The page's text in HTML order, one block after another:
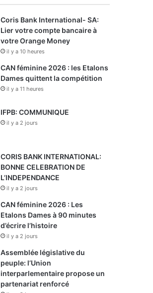
Coris Bank International- SA:
Lier votre compte bancaire à
votre Orange Money
il y a 10 heures
CAN féminine 2026 : les Etalons
Dames quittent la compétition
il y a 11 heures
IFPB: COMMUNIQUE
il y a 2 jours
CORIS BANK INTERNATIONAL:
BONNE CELEBRATION DE
L’INDEPENDANCE
il y a 2 jours
CAN féminine 2026 : Les
Etalons Dames à 90 minutes
d’écrire l’histoire
il y a 2 jours
Assemblée législative du
peuple: l’Union
interparlementaire propose un
partenariat renforcé